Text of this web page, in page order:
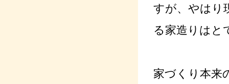
すが、やはり
る家造りはと
家づくり本来